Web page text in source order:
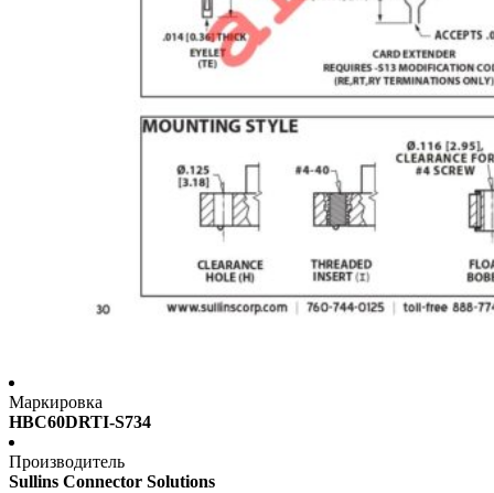
Маркировка
HBC60DRTI-S734
Производитель
Sullins Connector Solutions